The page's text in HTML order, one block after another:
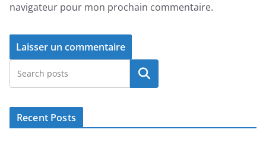
navigateur pour mon prochain commentaire.
Rechercher
Recent Posts